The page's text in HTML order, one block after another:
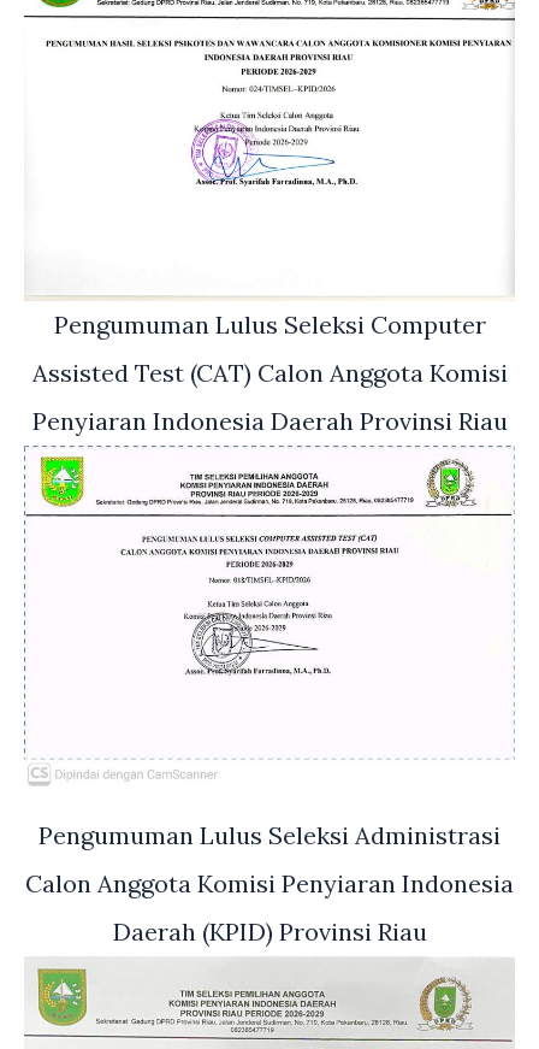
Pengumuman Lulus Seleksi Computer
Assisted Test (CAT) Calon Anggota Komisi
Penyiaran Indonesia Daerah Provinsi Riau
Pengumuman Lulus Seleksi Administrasi
Calon Anggota Komisi Penyiaran Indonesia
Daerah (KPID) Provinsi Riau